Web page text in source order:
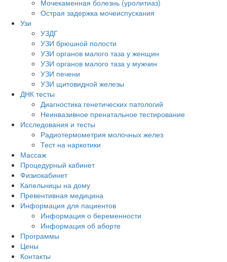
Мочекаменная болезнь (уролитиаз)
Острая задержка мочеиспускания
Узи
УЗДГ
УЗИ брюшной полости
УЗИ органов малого таза у женщин
УЗИ органов малого таза у мужчин
УЗИ печени
УЗИ щитовидной железы
ДНК тесты
Диагностика генетических патологий
Неинвазивное пренатальное тестирование
Исследования и тесты
Радиотермометрия молочных желез
Тест на наркотики
Массаж
Процедурный кабинет
Физиокабинет
Капельницы на дому
Превентивная медицина
Информация для пациентов
Информация о беременности
Информация об аборте
Программы
Цены
Контакты